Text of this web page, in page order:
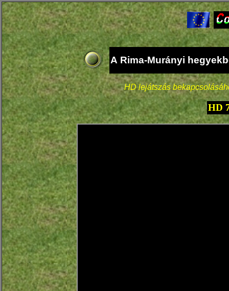
A Rima-Murányi
HD lejátszás
HD